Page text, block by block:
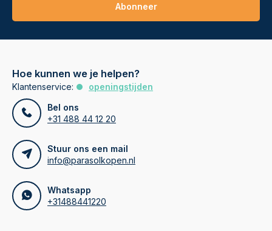
Abonneer
Hoe kunnen we je helpen?
Klantenservice:
openingstijden
Bel ons
+31 488 44 12 20
Stuur ons een mail
info@parasolkopen.nl
Whatsapp
+31488441220